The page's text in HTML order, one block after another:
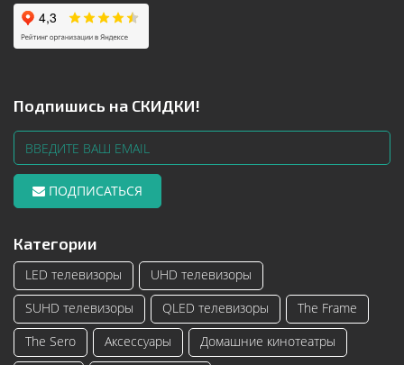
Подпишись на СКИДКИ!
ПОДПИСАТЬСЯ
Категории
LED телевизоры
UHD телевизоры
SUHD телевизоры
QLED телевизоры
The Frame
The Sero
Аксессуары
Домашние кинотеатры